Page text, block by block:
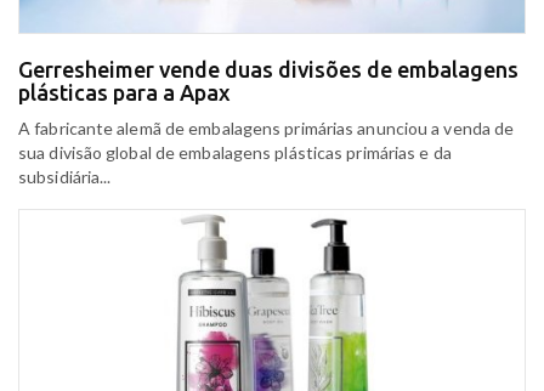
Gerresheimer vende duas divisões de embalagens
plásticas para a Apax
A fabricante alemã de embalagens primárias anunciou a venda de
sua divisão global de embalagens plásticas primárias e da
subsidiária...